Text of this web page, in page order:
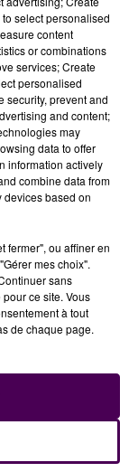
pris des
municipalité
et les
pour"mise
. Une seconde
sur du
sur place, il
salariés non
pour l’Élite
parquet, il
des deux
QUE
la République
si ce n’est
ne sont
select personalised
content
or combinations
services; Create
personalised
security, prevent and
and content;
may
data to offer
information actively
combine data from
devices based on
fermer", ou affiner en
mes choix".
sans
ce site. Vous
à tout
de chaque page.